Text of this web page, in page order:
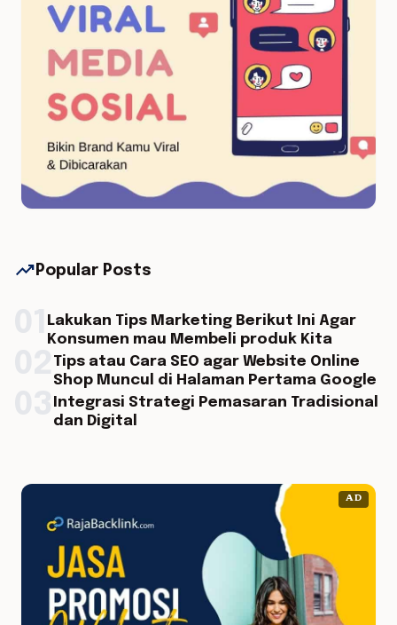
trending_up Popular Posts
Lakukan Tips Marketing Berikut Ini Agar
Konsumen mau Membeli produk Kita
Tips atau Cara SEO agar Website Online
Shop Muncul di Halaman Pertama Google
Integrasi Strategi Pemasaran Tradisional
dan Digital
AD